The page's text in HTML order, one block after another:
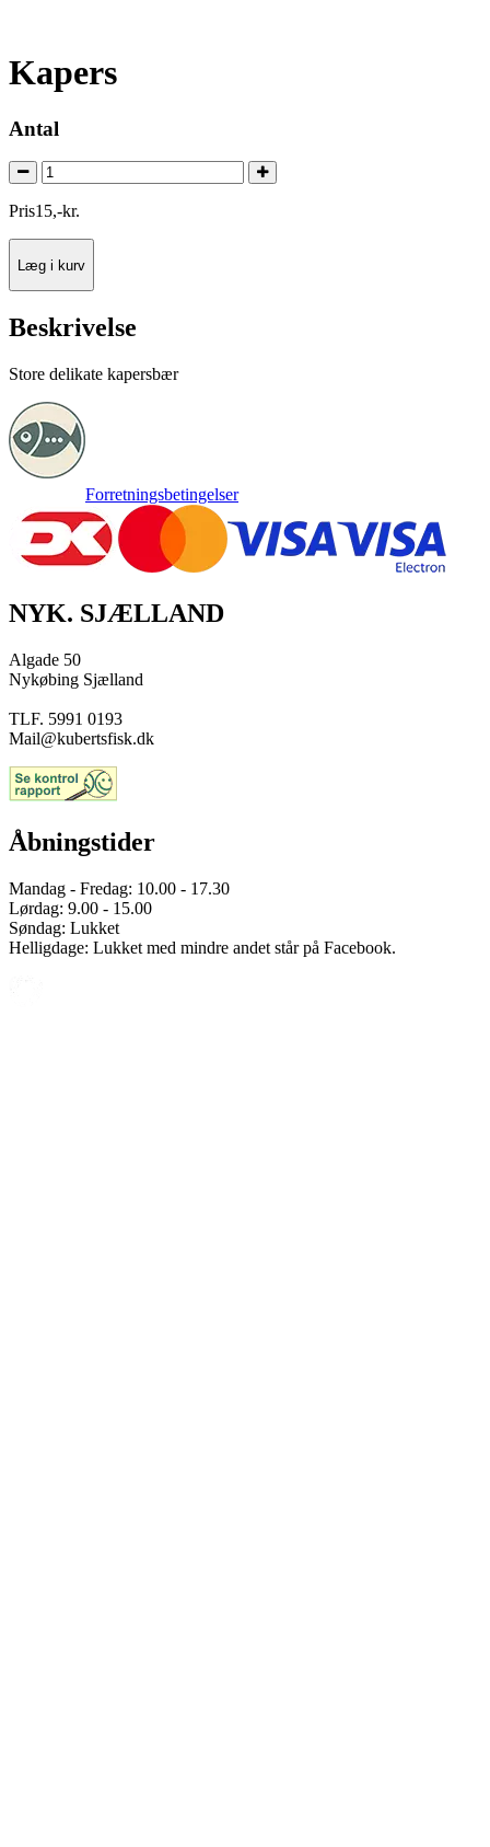
Kapers
Antal
Pris15,-kr.
Læg i kurv
Beskrivelse
Store delikate kapersbær
Forretningsbetingelser
NYK. SJÆLLAND
Algade 50
Nykøbing Sjælland
TLF. 5991 0193
Mail@kubertsfisk.dk
Åbningstider
Mandag - Fredag: 10.00 - 17.30
Lørdag: 9.00 - 15.00
Søndag: Lukket
Helligdage: Lukket med mindre andet står på Facebook.